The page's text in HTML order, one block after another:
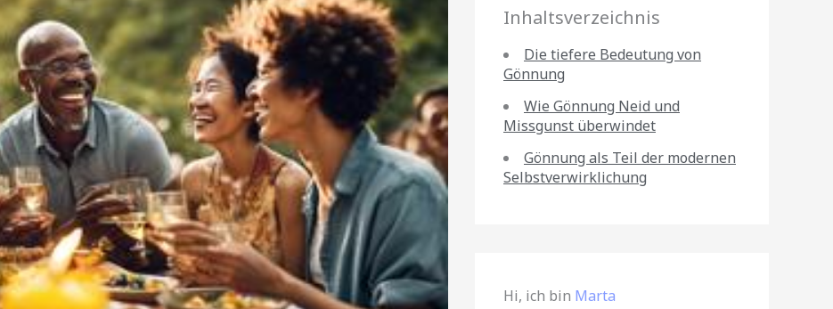
Inhaltsverzeichnis
Die tiefere Bedeutung von
Gönnung
Wie Gönnung Neid und
Missgunst überwindet
Gönnung als Teil der modernen
Selbstverwirklichung
Hi, ich bin Marta